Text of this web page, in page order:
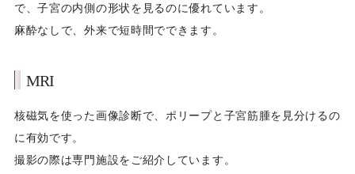
で、子宮の内側の形状を見るのに優れています。
麻酔なしで、外来で短時間でできます。
MRI
核磁気を使った画像診断で、ポリープと子宮筋腫を見分けるの
に有効です。
撮影の際は専門施設をご紹介しています。